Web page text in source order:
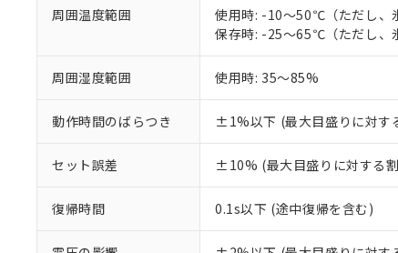
周囲温度範囲
使用時: -10～50℃（ただし、
保存時: -25～65℃（ただし、
周囲湿度範囲 使用時: 35～85%
動作時間のばらつき ±1%以下 (最大目盛りに対す
セット誤差 ±10% (最大目盛りに対する
復帰時間 0.1s以下 (途中復帰を含む)
ご利用条件
※1 対応状況
対応済み：
対応予定なし：
調査・確認中：
非該当品：ライ
仕入先様の事情
があります。
※1 中国